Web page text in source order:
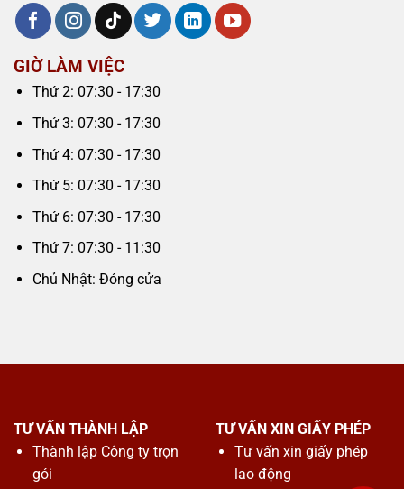
GIỜ LÀM VIỆC
Thứ 2: 07:30 - 17:30
Thứ 3: 07:30 - 17:30
Thứ 4: 07:30 - 17:30
Thứ 5: 07:30 - 17:30
Thứ 6: 07:30 - 17:30
Thứ 7: 07:30 - 11:30
Chủ Nhật: Đóng cửa
TƯ VẤN THÀNH LẬP
Thành lập Công ty trọn
gói
TƯ VẤN XIN GIẤY PHÉP
Tư vấn xin giấy phép
lao động